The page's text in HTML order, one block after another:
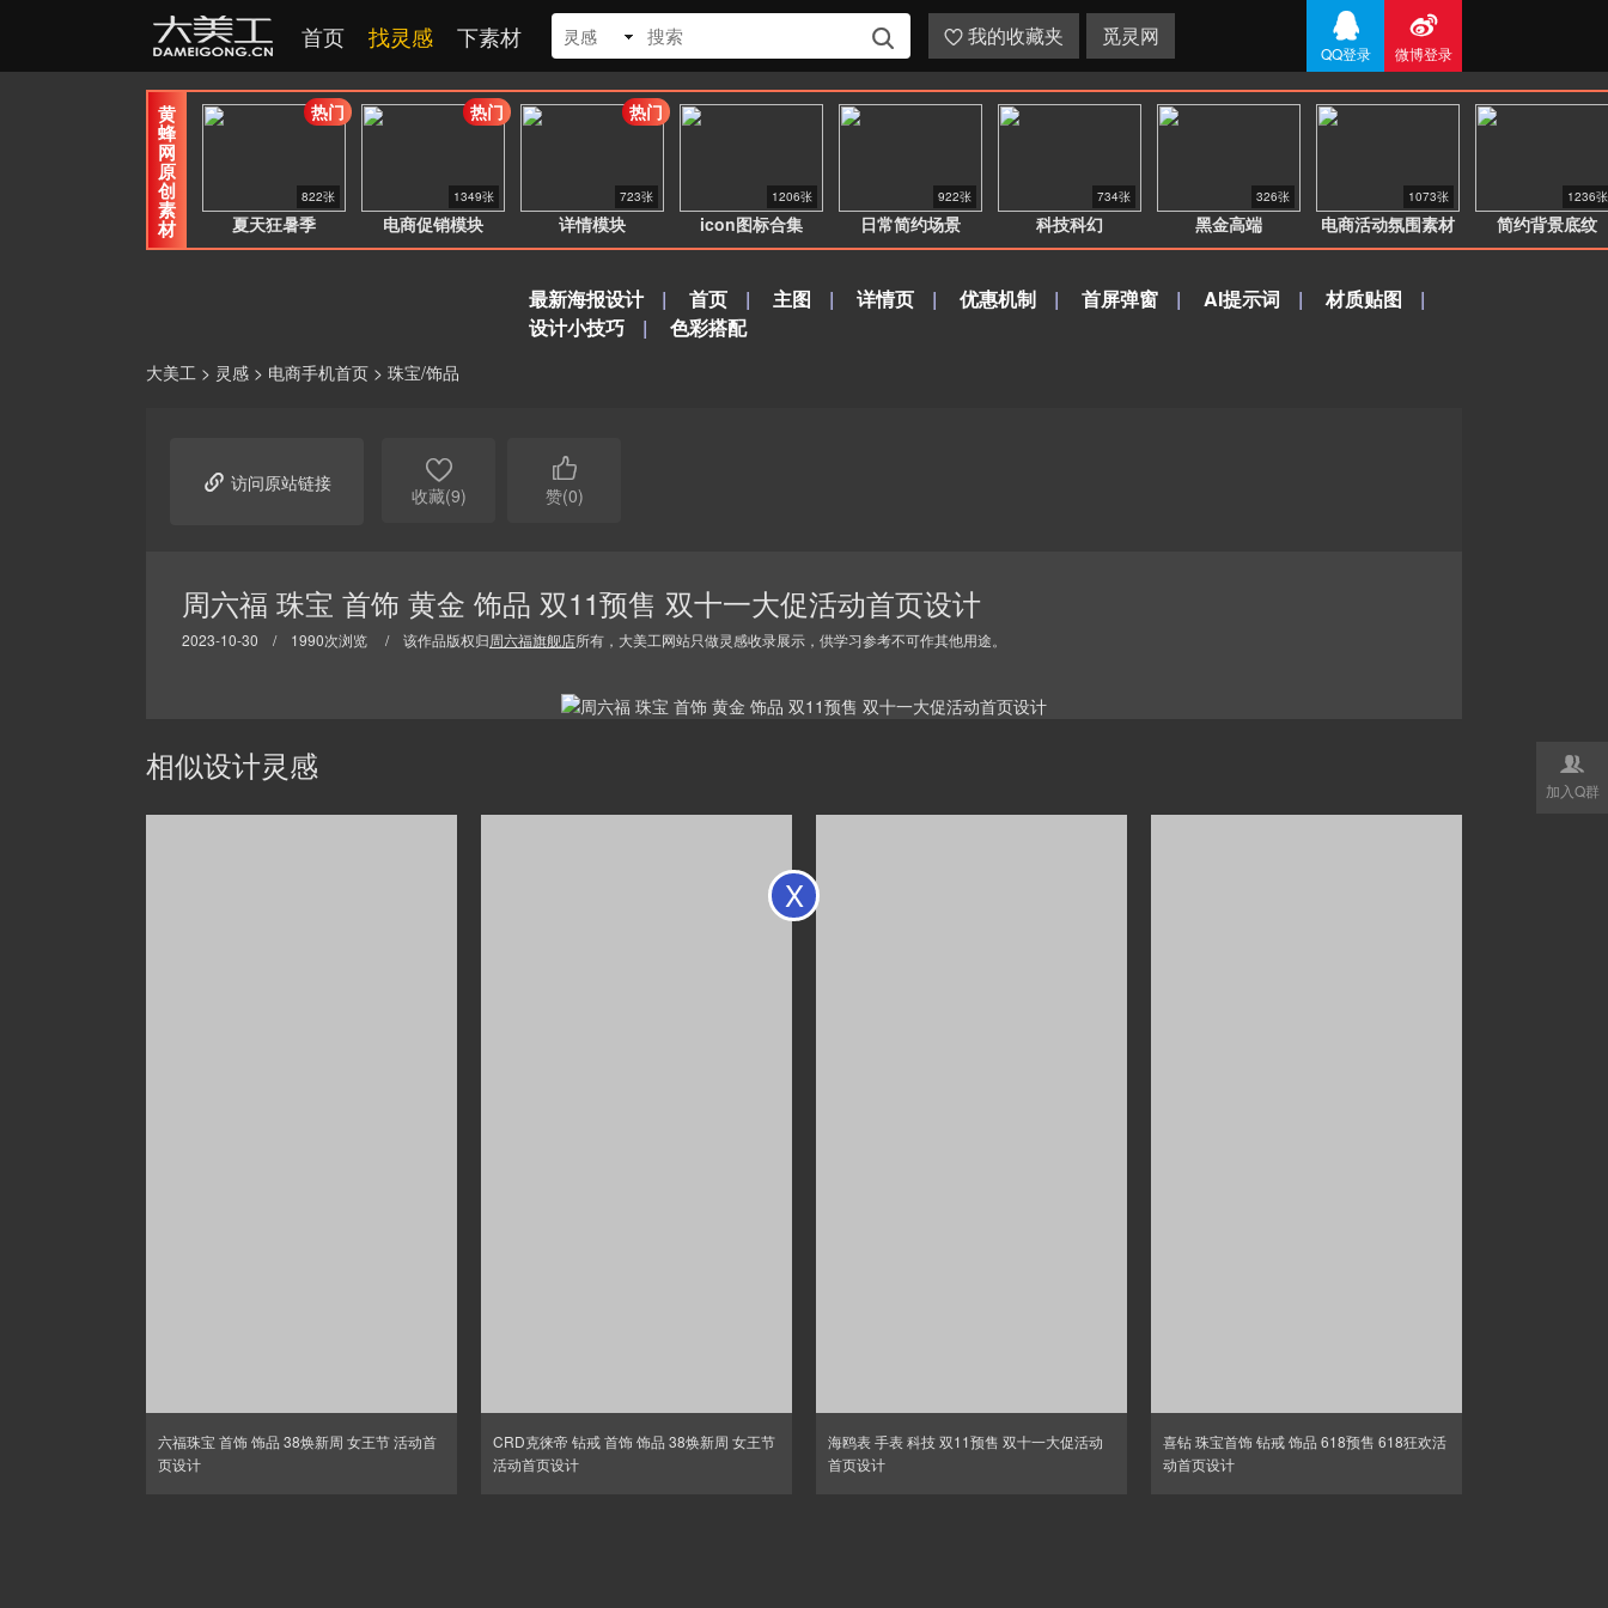
首页 找灵感 下素材 灵感   我的收藏夹 觅灵网 
QQ登录

微博登录
黄
蜂
网
原
创
素
材 夏天狂暑季
822张
热门
电商促销模块
1349张
热门
详情模块
723张
热门
icon图标合集
1206张
日常简约场景
922张
科技科幻
734张
黑金高端
326张
电商活动氛围素材
1073张
简约背景底纹
1236张
最新海报设计 | 首页 | 主图 | 详情页 | 优惠机制 | 首屏弹窗 | AI提示词 | 材质贴图
|
设计小技巧
| 色彩搭配
大美工 > 灵感 > 电商手机首页 > 珠宝/饰品
 访问原站链接 
收藏(9)

赞(0)
周六福 珠宝 首饰 黄金 饰品 双11预售 双十一大促活动首页设计
2023-10-30 / 1990次浏览 / 该作品版权归周六福旗舰店所有，大美工网站只做灵感收录展示，供学习参考不可作其他用途。
相似设计灵感
六福珠宝 首饰 饰品 38焕新周 女王节 活动首
页设计
CRD克徕帝 钻戒 首饰 饰品 38焕新周 女王节
活动首页设计
海鸥表 手表 科技 双11预售 双十一大促活动
首页设计
喜钻 珠宝首饰 钻戒 饰品 618预售 618狂欢活
动首页设计

加入Q群
X